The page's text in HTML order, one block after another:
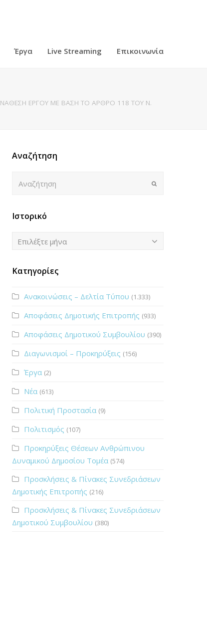
Έργα Live Streaming Επικοινωνία
ΕΡΓΟΥ ΜΕ ΒΑΣΗ ΤΟ ΑΡΘΡΟ 118 ΤΟΥ Ν.
Αναζήτηση
Ιστορικό
Ιστορικό
Επιλέξτε μήνα
Κατηγορίες
Ανακοινώσεις – Δελτία Τύπου (1.333)
Αποφάσεις Δημοτικής Επιτροπής (933)
Αποφάσεις Δημοτικού Συμβουλίου (390)
Διαγωνισμοί – Προκηρύξεις (156)
Έργα (2)
Νέα (613)
Πολιτική Προστασία (9)
Πολιτισμός (107)
Προκηρύξεις Θέσεων Ανθρώπινου
Δυναμικού Δημοσίου Τομέα (574)
Προσκλήσεις & Πίνακες Συνεδριάσεων
Δημοτικής Επιτροπής (216)
Προσκλήσεις & Πίνακες Συνεδριάσεων
Δημοτικού Συμβουλίου (380)